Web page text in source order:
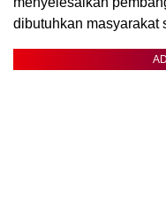
dibutuhkan masyarakat